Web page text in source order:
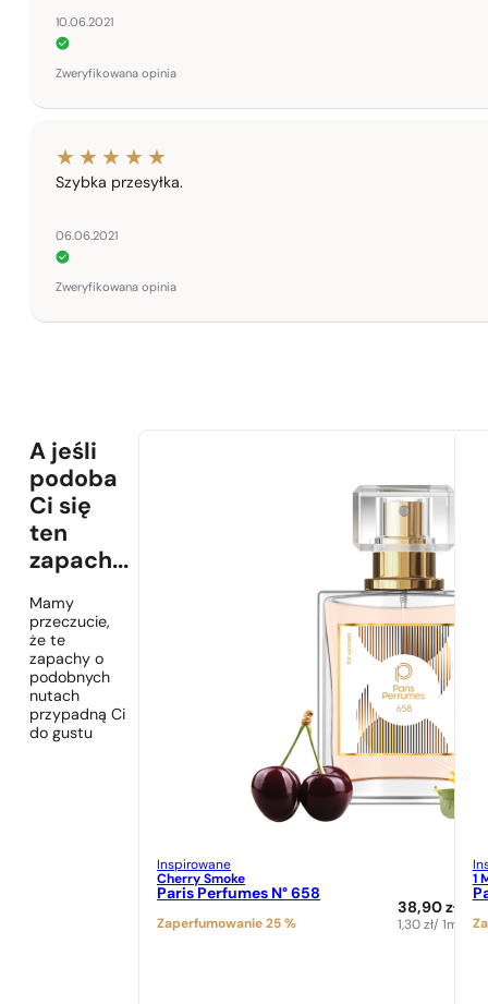
10.06.2021
Zweryfikowana opinia
Szybka przesyłka.
06.06.2021
Zweryfikowana opinia
A jeśli
podoba
Ci się
ten
zapach...
Mamy
przeczucie,
że te
zapachy o
podobnych
nutach
przypadną Ci
do gustu
Inspirowane
Cherry Smoke
Paris Perfumes N° 658
Zaperfumowanie 25 %
38,90zł
1,30zł/ 1ml
1